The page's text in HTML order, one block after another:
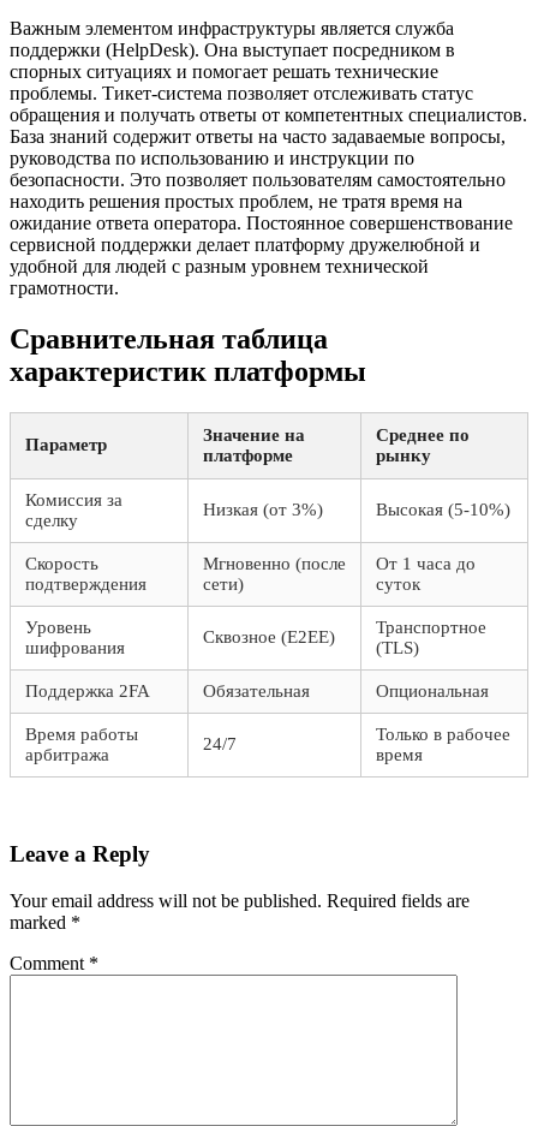
Важным элементом инфраструктуры является служба
поддержки (HelpDesk). Она выступает посредником в
спорных ситуациях и помогает решать технические
проблемы. Тикет-система позволяет отслеживать статус
обращения и получать ответы от компетентных специалистов.
База знаний содержит ответы на часто задаваемые вопросы,
руководства по использованию и инструкции по
безопасности. Это позволяет пользователям самостоятельно
находить решения простых проблем, не тратя время на
ожидание ответа оператора. Постоянное совершенствование
сервисной поддержки делает платформу дружелюбной и
удобной для людей с разным уровнем технической
грамотности.
Сравнительная таблица
характеристик платформы
Параметр
Значение на
платформе
Среднее по
рынку
Комиссия за
сделку
Низкая (от 3%) Высокая (5-10%)
Скорость
подтверждения
Мгновенно (после
сети)
От 1 часа до
суток
Уровень
шифрования
Сквозное (E2EE)
Транспортное
(TLS)
Поддержка 2FA Обязательная Опциональная
Время работы
арбитража
24/7
Только в рабочее
время
Leave a Reply
Your email address will not be published. Required fields are
marked *
Comment *